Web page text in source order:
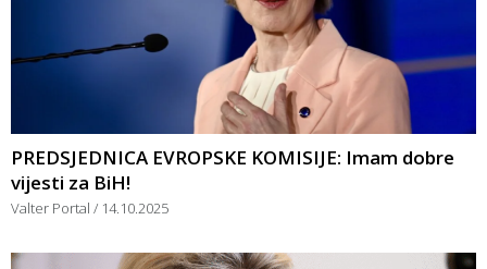
PREDSJEDNICA EVROPSKE KOMISIJE: Imam dobre
vijesti za BiH!
Valter Portal 14.10.2025